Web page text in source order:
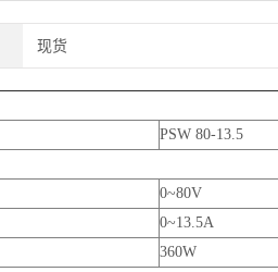
现货
PSW 80-13.5
0~80V
0~13.5A
360W